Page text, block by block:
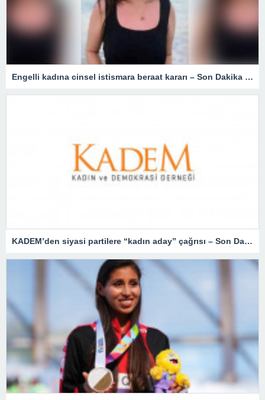
Engelli kadına cinsel istismara beraat kararı – Son Dakika Türkiye Haberleri
KADEM’den siyasi partilere “kadın aday” çağrısı – Son Dakika Türkiye Haberleri